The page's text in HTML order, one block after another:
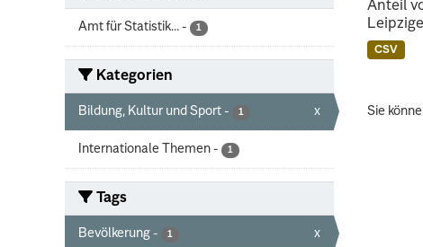
Amt für Statistik... - 1
Kategorien
Bildung, Kultur und Sport - 1 x
Internationale Themen - 1
Tags
Bevölkerung - 1 x
Anteil
CSV
Sie